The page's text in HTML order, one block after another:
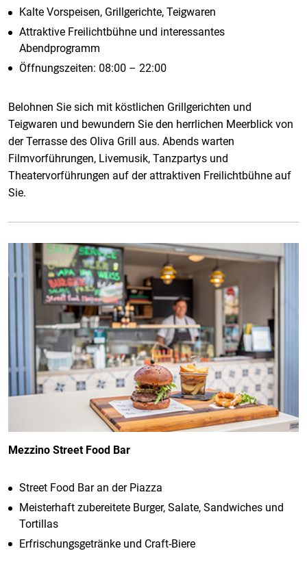
Kalte Vorspeisen, Grillgerichte, Teigwaren
Attraktive Freilichtbühne und interessantes
Abendprogramm
Öffnungszeiten: 08:00 – 22:00
Belohnen Sie sich mit köstlichen Grillgerichten und
Teigwaren und bewundern Sie den herrlichen Meerblick von
der Terrasse des Oliva Grill aus. Abends warten
Filmvorführungen, Livemusik, Tanzpartys und
Theatervorführungen auf der attraktiven Freilichtbühne auf
Sie.
Mezzino Street Food Bar
Street Food Bar an der Piazza
Meisterhaft zubereitete Burger, Salate, Sandwiches und
Tortillas
Erfrischungsgetränke und Craft-Biere